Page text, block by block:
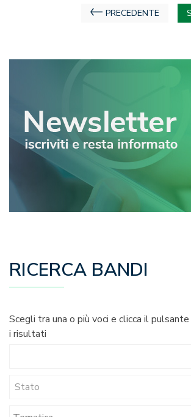
Navigazione
PRECEDENTE
RICERCA BANDI
Scegli tra una o più voci e clicca il
i risultati
Stato